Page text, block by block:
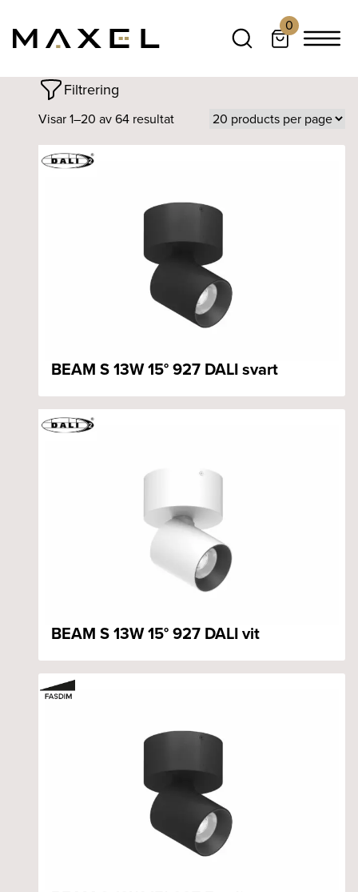
0
Filtrering
Visar 1–20 av 64 resultat
BEAM S 13W 15° 927 DALI svart
BEAM S 13W 15° 927 DALI vit